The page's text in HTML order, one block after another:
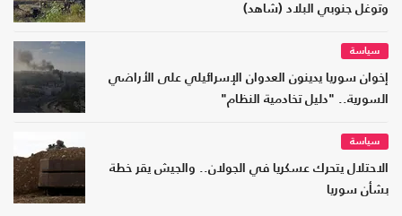
وتوغل جنوبي البلاد (شاهد)
سياسة
إخوان سوريا يدينون العدوان الإسرائيلي على الأراضي
السورية.. "دليل تخادمية النظام"
سياسة
الاحتلال يتحرك عسكريا في الجولان.. والجيش يقر خطة
بشأن سوريا